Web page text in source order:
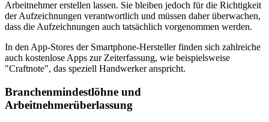
Arbeitnehmer erstellen lassen. Sie bleiben jedoch für die Richtigkeit
der Aufzeichnungen verantwortlich und müssen daher überwachen,
dass die Aufzeichnungen auch tatsächlich vorgenommen werden.
In den App-Stores der Smartphone-Hersteller finden sich zahlreiche
auch kostenlose Apps zur Zeiterfassung, wie beispielsweise
"Craftnote", das speziell Handwerker anspricht.
Branchenmindestlöhne und
Arbeitnehmerüberlassung